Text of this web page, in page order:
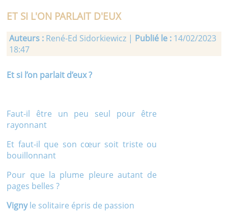
ET SI L'ON PARLAIT D'EUX
Auteurs : René-Ed Sidorkiewicz | Publié le : 14/02/2023
18:47
Et si l’on parlait d’eux ?
Faut-il être un peu seul pour être
rayonnant
Et faut-il que son cœur soit triste ou
bouillonnant
Pour que la plume pleure autant de
pages belles ?
Vignyle solitaire épris de passion